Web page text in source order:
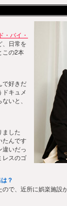
・バイ・
、日常を
この2本
で好きだ
ドキュメ
いと、
ました
たんです
違いだっ
レスのゴ
？
で、近所に娯楽施設